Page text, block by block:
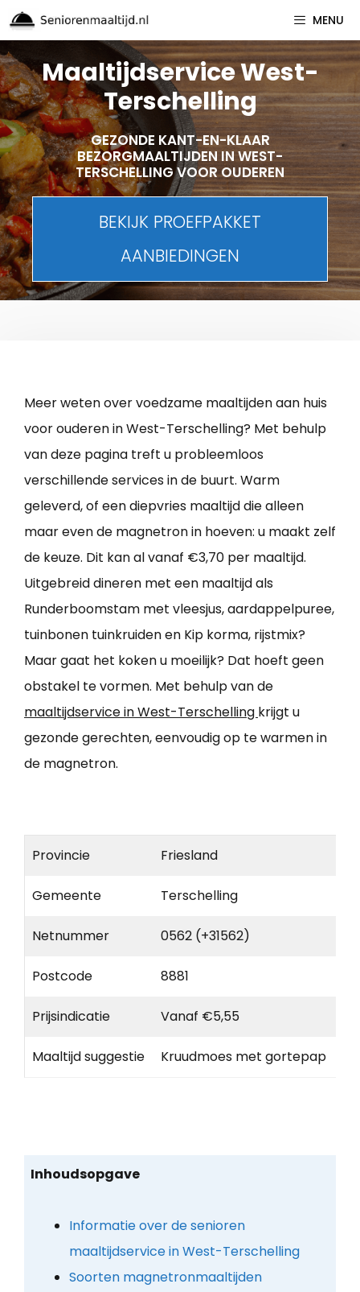
Spring
naar
inhoud
MENU
Maaltijdservice West-
Terschelling
GEZONDE KANT-EN-KLAAR
BEZORGMAALTIJDEN IN WEST-
TERSCHELLING VOOR OUDEREN
BEKIJK PROEFPAKKET
AANBIEDINGEN
Meer weten over voedzame maaltijden aan huis
voor ouderen in West-Terschelling? Met behulp
van deze pagina treft u probleemloos
verschillende services in de buurt. Warm
geleverd, of een diepvries maaltijd die alleen
maar even de magnetron in hoeven: u maakt zelf
de keuze. Dit kan al vanaf €3,70 per maaltijd.
Uitgebreid dineren met een maaltijd als
Runderboomstam met vleesjus, aardappelpuree,
tuinbonen tuinkruiden en Kip korma, rijstmix?
Maar gaat het koken u moeilijk? Dat hoeft geen
obstakel te vormen. Met behulp van de
maaltijdservice in West-Terschelling krijgt u
gezonde gerechten, eenvoudig op te warmen in
de magnetron.
Provincie Friesland
Gemeente Terschelling
Netnummer 0562 (+31562)
Postcode 8881
Prijsindicatie Vanaf €5,55
Maaltijd suggestie Kruudmoes met gortepap
Inhoudsopgave
Informatie over de senioren
maaltijdservice in West-Terschelling
Soorten magnetronmaaltijden